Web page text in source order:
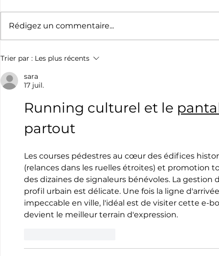
Appel à bénévoles -
Rédigez un commentaire...
Trier par : Les plus récents
sara
17 juil.
Running culturel et le
partout
Les courses pédestres au cœur des édifices
(relances dans les ruelles étroites) et promotion
des dizaines de signaleurs bénévoles. La
profil urbain est délicate. Une fois la ligne
impeccable en ville, l'idéal est de visiter cette e-
devient le meilleur terrain d'expression.